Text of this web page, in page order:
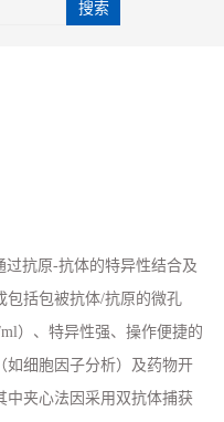
搜索
抗原-抗体的特异性结合及
包括包被抗体/抗原的微孔
）、特异性强、操作便捷的
如细胞因子分析）及药物开
中夹心法因采用双抗体捕获